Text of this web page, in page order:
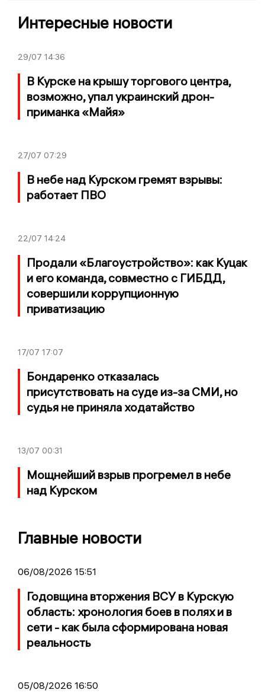
Интересные новости
29/07 14:36
В Курске на крышу торгового центра,
возможно, упал украинский дрон-
приманка «Майя»
27/07 07:29
В небе над Курском гремят взрывы:
работает ПВО
22/07 14:24
Продали «Благоустройство»: как Куцак
и его команда, совместно с ГИБДД,
совершили коррупционную
приватизацию
17/07 17:07
Бондаренко отказалась
присутствовать на суде из-за СМИ, но
судья не приняла ходатайство
13/07 00:31
Мощнейший взрыв прогремел в небе
над Курском
Главные новости
06/08/2026 15:51
Годовщина вторжения ВСУ в Курскую
область: хронология боев в полях и в
сети - как была сформирована новая
реальность
05/08/2026 16:50